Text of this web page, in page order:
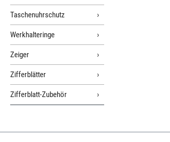
Taschenuhrschutz
Werkhalteringe
Zeiger
Zifferblätter
Zifferblatt-Zubehör